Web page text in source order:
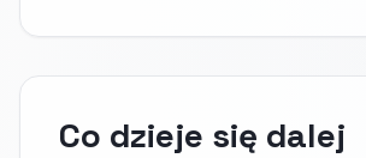
Co dzieje się dalej